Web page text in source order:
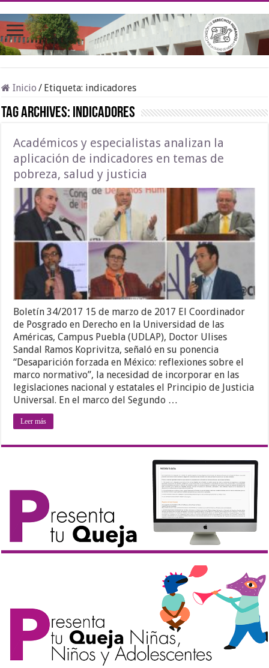
Inicio / Etiqueta: indicadores
Tag Archives: indicadores
Académicos y especialistas analizan la
aplicación de indicadores en temas de
pobreza, salud y justicia
Boletín 34/2017 15 de marzo de 2017 El Coordinador
de Posgrado en Derecho en la Universidad de las
Américas, Campus Puebla (UDLAP), Doctor Ulises
Sandal Ramos Koprivitza, señaló en su ponencia
“Desaparición forzada en México: reflexiones sobre el
marco normativo”, la necesidad de incorporar en las
legislaciones nacional y estatales el Principio de Justicia
Universal. En el marco del Segundo …
Leer más